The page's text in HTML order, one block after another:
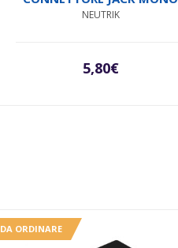
NEUTRIK
5,80€
DA ORDINARE